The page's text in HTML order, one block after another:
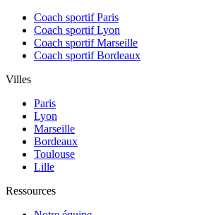
Coach sportif Paris
Coach sportif Lyon
Coach sportif Marseille
Coach sportif Bordeaux
Villes
Paris
Lyon
Marseille
Bordeaux
Toulouse
Lille
Ressources